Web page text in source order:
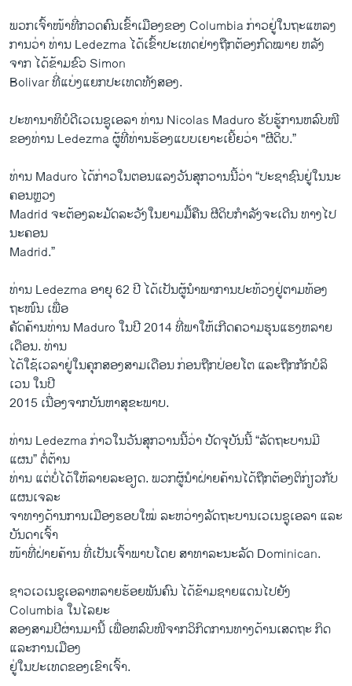
ພວກ​ເຈົ້າ​ໜ້າ​ທີ່​ກວດ​ຄົນ​ເຂົ້າ​ເມືອງຂອງ Columbia ກ່າວ​ຢູ່​ໃນ​ຖະ​ແຫລ​ງ
ການ​ວ່າ ທ່ານ Ledezma ​ໄດ້​ເຂົ້າ​ປະ​ເທດ​ຢ່າງຖືກຕ້ອງ​ກົດໝາຍ ຫລັງ​
ຈາກ ໄດ້​ຂ້າມ​ຂົວ Simon
Bolivar ທີ່​ແບ່ງ​ແຍກ​ປະ​ເທດທັງສອງ.
ປະທານາທິບໍດີ​ເວ​ເນ​ຊູ​ເອລາ ທ່ານ Nicolas Maduro ຮັບຮູ້​ການ​ຫລົບໜີ​
ຂອງ​ທ່ານ Ledezma ຜູ້​ທີ່​ທ່ານຮ້ອງ​ແບບ​ເຍາະເຍີ້​ຍວ່າ "ຜີ​ດິບ.”
ທ່ານ Maduro ໄດ້ກ່າວໃນ​ຕອນ​ແລງ​ວັນ​ສຸກ​ວານນີ້ວ່າ “ປະຊາຊົນ​ຢູ່ໃນນະ
ຄອນຫຼວງ
Madrid ຈະຕ້ອງລະມັດລະວັງ​ໃນຍາມ​ມື້ຄື​ນ ຜີ​ດິບ​ກຳລັງ​ຈະເດີນ ທາງໄປ​
ນະຄອນ
Madrid.”
ທ່ານ Ledezma ອາຍຸ 62 ປີ ​ໄດ້​ເປັນ​ຜູ້ນຳ​ພາ​ການປະ​ທ້ວງ​ຢູ່​ຕາມ​ທ້ອງ​
ຖະໜົນ ເພື່ອ
ຄັດຄ້ານທ່ານ Maduro ​ໃນ​ປີ 2014 ທີ່​ພາໃຫ້ເກີດຄວາມ​ຮຸນ​ແຮງ​ຫລາຍ
ເດືອນ. ທ່ານ
​ໄດ້​ໃຊ້​ເວລາ​ຢູ່​ໃນ​ຄຸກ​ສອງສາມ​ເດືອນ ກ່ອນ​ຖືກ​ປ່ອຍໂຕ ​ແລະ​ຖືກ​ກັກ​ບໍລິ​
ເວນ ​ໃນ​ປີ
2015 ​ເນື່ອງ​ຈາກ​ບັນຫາ​ສຸຂະພາບ.
ທ່ານ Ledezma ກ່າວ​ໃນ​ວັນ​ສຸກ​ວານ​ນີ້​ວ່າ ປັດ​ຈຸ​ບັນ​ນີ້ “ລັດຖະບານ​ມີ​
ແຜນ” ຕໍ່ຕ້ານ
​ທ່ານ ​ແຕ່​ບໍ່​ໄດ້​ໃຫ້​ລາຍ​ລະອຽດ. ພວກຜູ້ນຳ​ຝ່າຍ​ຄ້ານ​ໄດ້​ຖືກຕ້ອງ​ຕິກ່ຽວກັບ
ແຜນ​ເຈລະ
ຈາທາງດ້ານການເມືອງຮອບ​ໃໝ່ ​ລະຫວ່າງລັດຖະບານ​ເວ​ເນ​ຊູ​ເອລາ ​ແລະ​
ບັນດາ​ເຈົ້າ​
ໜ້າ​ທີ່​ຝ່າຍ​ຄ້ານ ທີ່​ເປັນ​ເຈົ້າພາບ​ໂດຍ ສາທາລະນະ​ລັດ Dominican.
ຊາວ​ເວ​ເນ​ຊູ​ເອລາ​ຫລາຍ​ຮ້ອຍພັນຄົນ ​ໄດ້​ຂ້າມ​ຊາຍແດນໄປຍັງ
Columbia ​ໃນ​ໄລຍະ
ສອງສາມປີຜ່ານ​ມາ​ນີ້ ເພື່ອຫລົບໜີ​ຈາກວິກິດການທາງດ້ານ​ເສດຖະ ກິດ ​
ແລະການ​ເມືອງ
​ຢູ່​ໃນ​ປະ​ເທດ​ຂອງ​ເຂົາ​ເຈົ້າ.